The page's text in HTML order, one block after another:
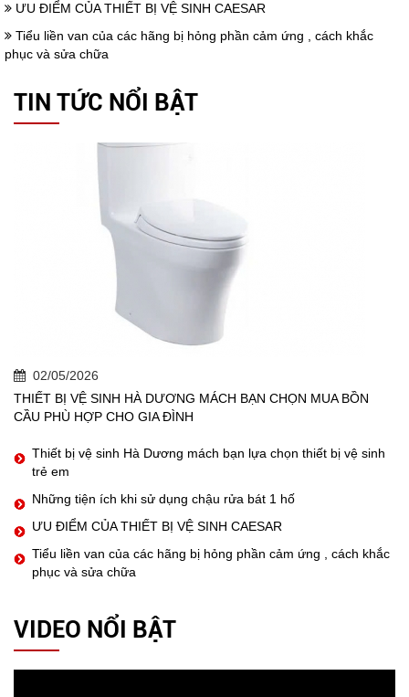
ƯU ĐIỂM CỦA THIẾT BỊ VỆ SINH CAESAR
Tiểu liền van của các hãng bị hỏng phần cảm ứng , cách khắc
phục và sửa chữa
TIN TỨC NỔI BẬT
02/05/2026
THIẾT BỊ VỆ SINH HÀ DƯƠNG MÁCH BẠN CHỌN MUA BỒN
CẦU PHÙ HỢP CHO GIA ĐÌNH
Thiết bị vệ sinh Hà Dương mách bạn lựa chọn thiết bị vệ sinh
trẻ em
Những tiện ích khi sử dụng chậu rửa bát 1 hố
ƯU ĐIỂM CỦA THIẾT BỊ VỆ SINH CAESAR
Tiểu liền van của các hãng bị hỏng phần cảm ứng , cách khắc
phục và sửa chữa
VIDEO NỔI BẬT